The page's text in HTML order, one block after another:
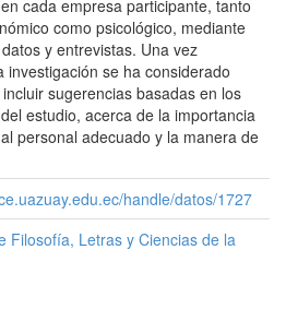
cada empresa participante, tanto
como psicológico, mediante
y entrevistas. Una vez
investigación se ha considerado
sugerencias basadas en los
estudio, acerca de la importancia
personal adecuado y la manera de
handle/datos/1727
Filosofía, Letras y Ciencias de la